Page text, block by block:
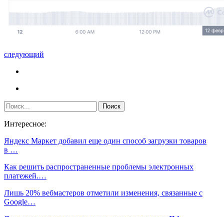
следующий
Интересное:
Яндекс Маркет добавил еще один способ загрузки товаров
в …
Как решить распространенные проблемы электронных
платежей.…
Лишь 20% вебмастеров отметили изменения, связанные с
Google…